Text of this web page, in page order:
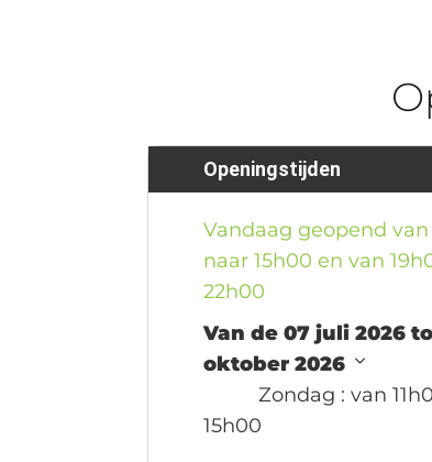
Openingstijden
Vandaag geopend van
naar 15h00 en van
22h00
Van de 07 juli 2026
oktober 2026
Zondag : van
15h00